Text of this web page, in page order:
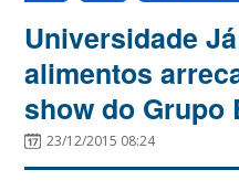
Universidade
alimentos
show do Grupo
23/12/2015 08:24